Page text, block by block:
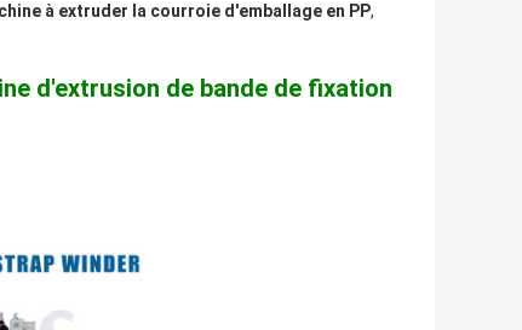
à extruder la courroie d'emballage en PP,
d'extrusion de bande de fixation